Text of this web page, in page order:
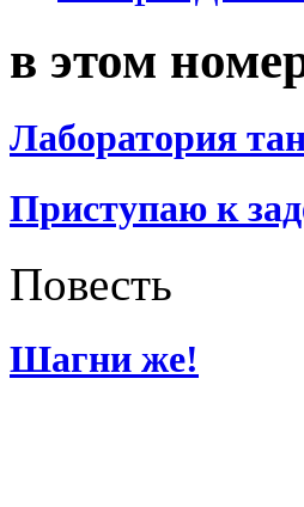
в этом
Лаборатория
Приступаю к
Повесть
Шагни же!